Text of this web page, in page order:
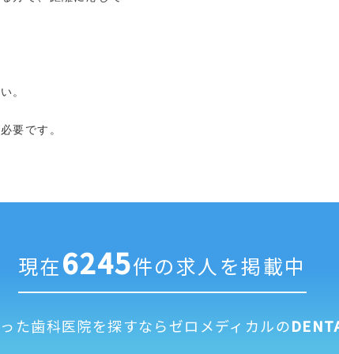
。
要です。
現在6245件の求人を掲載中
た歯科医院を探すならゼロメディカルの